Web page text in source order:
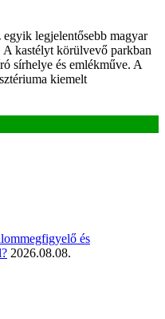
legjelentősebb magyar
kastélyt körülvevő parkban
sírhelye és emlékműve. A
kiemelt
és
2026.08.08.